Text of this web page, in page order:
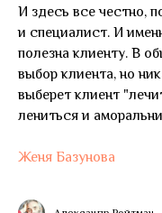
И здесь все честно,
и специалист. И
полезна клиенту. В
выбор клиента, но
выберет клиент
лениться и
Женя Базунова